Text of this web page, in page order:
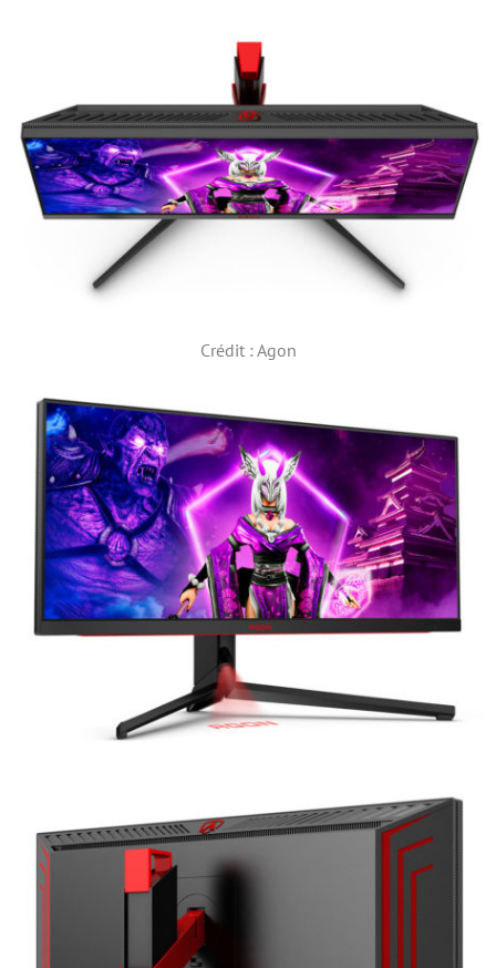
Crédit : Agon